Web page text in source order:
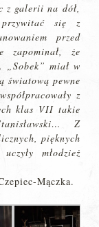
z galerii na dół,
przywitać się z
przed
zapominał, że
„Sobek” miał w
światową pewne
z
klas VII takie
Z
pięknych
młodzież
Mączka.